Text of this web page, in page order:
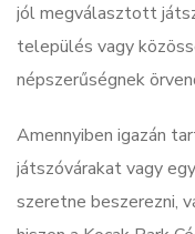
jól megválasztott
település vagy
népszerűségnek
Amennyiben igazán
játszóvárakat vagy
szeretne beszerezni,